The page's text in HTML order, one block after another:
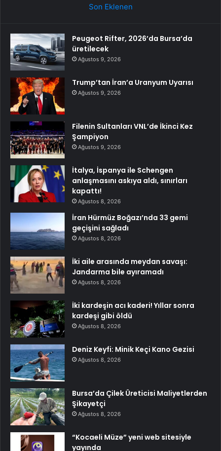
Son Eklenen
Peugeot Rifter, 2026’da Bursa’da
üretilecek
Ağustos 9, 2026
Trump’tan İran’a Uranyum Uyarısı
Ağustos 9, 2026
Filenin Sultanları VNL’de İkinci Kez
Şampiyon
Ağustos 9, 2026
İtalya, İspanya ile Schengen
anlaşmasını askıya aldı, sınırları
kapattı!
Ağustos 8, 2026
İran Hürmüz Boğazı’nda 33 gemi
geçişini sağladı
Ağustos 8, 2026
İki aile arasında meydan savaşı:
Jandarma bile ayıramadı
Ağustos 8, 2026
İki kardeşin acı kaderi! Yıllar sonra
kardeşi gibi öldü
Ağustos 8, 2026
Deniz Keyfi: Minik Keçi Kano Gezisi
Ağustos 8, 2026
Bursa’da Çilek Üreticisi Maliyetlerden
Şikayetçi
Ağustos 8, 2026
“Kocaeli Müze” yeni web sitesiyle
yayında